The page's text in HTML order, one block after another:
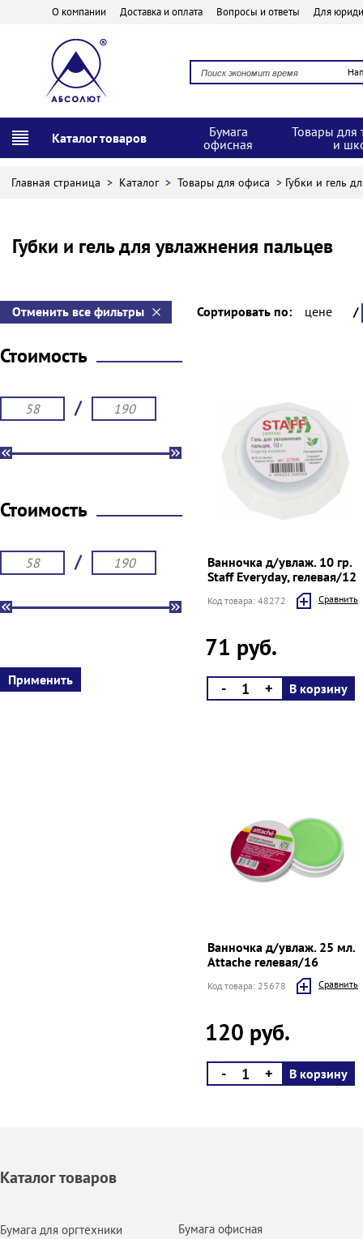
О компании Доставка и оплата Вопросы и ответы Для
Каталог товаров
Бумага
офисная
Товары для
и
Главная страница > Каталог > Товары для офиса > Губки и гель
Губки и гель для увлажнения пальцев
Отменить все фильтры Сортировать по: цене /
Стоимость
/
Стоимость
/
Ванночка д/увлаж. 10 гр.
Staff Everyday, гелевая/12
Код товара: 48272 Cравнить
71 руб.
- + В корзину
Ванночка д/увлаж. 25 мл.
Attache гелевая/16
Код товара: 25678 Cравнить
120 руб.
- + В корзину
Каталог товаров
Бумага для оргтехники
Бумага офисная